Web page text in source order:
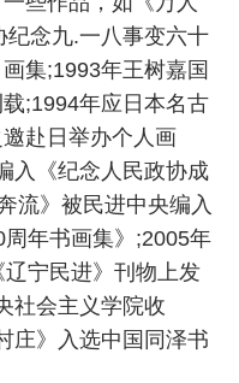
念九.一八事变六十
集;1993年王树嘉国
;1994年应日本名古
赴日举办个人画
入《纪念人民政协成
流》被民进中央编入
周年书画集》;2005年
宁民进》刊物上发
社会主义学院收
庄》入选中国同泽书